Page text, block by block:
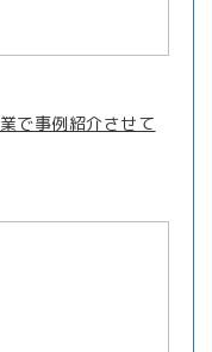
で事例紹介させて